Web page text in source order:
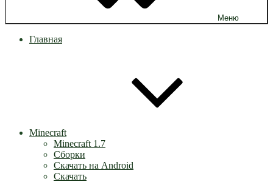
Меню
Главная
Minecraft
Minecraft 1.7
Сборки
Скачать на Android
Скачать